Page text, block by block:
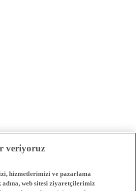
veriyoruz
hizmetlerimizi ve pazarlama
adına, web sitesi ziyaretçilerimiz